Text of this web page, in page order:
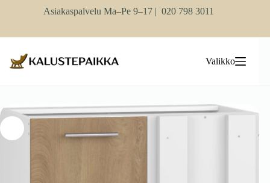
Asiakaspalvelu Ma–Pe 9–17 | 020 798 3011
Valikko